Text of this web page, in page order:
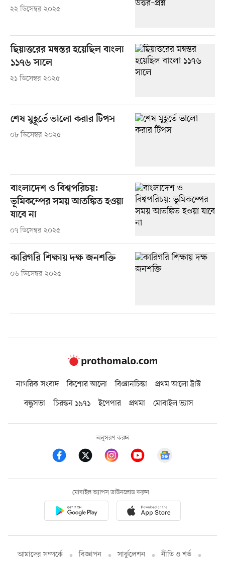
২২ ডিসেম্বর ২০২৫
ছিয়াত্তরের মন্বন্তর হয়েছিল বাংলা
১১৭৬ সালে
২১ ডিসেম্বর ২০২৫
শেষ মুহূর্তে ভালো করার টিপস
০৮ ডিসেম্বর ২০২৫
বাংলাদেশ ও বিশ্বপরিচয়:
ভূমিকম্পের সময় আতঙ্কিত হওয়া
যাবে না
০৭ ডিসেম্বর ২০২৫
কারিগরি শিক্ষায় দক্ষ জনশক্তি
০৬ ডিসেম্বর ২০২৫
নাগরিক সংবাদ কিশোর আলো বিজ্ঞানচিন্তা
প্রথম আলো ট্রাস্ট
বন্ধুসভা
চিরন্তন ১৯৭১ ইপেপার প্রথমা মোবাইল ভ্যাস
অনুসরণ করুন
মোবাইল অ্যাপস ডাউনলোড করুন
আমাদের সম্পর্কে বিজ্ঞাপন সার্কুলেশন নীতি ও শর্ত